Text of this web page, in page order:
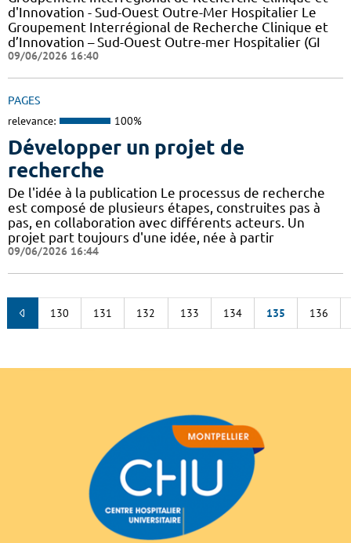
d'Innovation - Sud-Ouest Outre-Mer Hospitalier Le
Groupement Interrégional de Recherche Clinique et
d’Innovation – Sud-Ouest Outre-mer Hospitalier (GI
09/06/2026 16:40
PAGES
relevance: 100%
Développer un projet de
recherche
De l'idée à la publication Le processus de recherche
est composé de plusieurs étapes, construites pas à
pas, en collaboration avec différents acteurs. Un
projet part toujours d'une idée, née à partir
09/06/2026 16:44
130 131 132 133 134 135 136